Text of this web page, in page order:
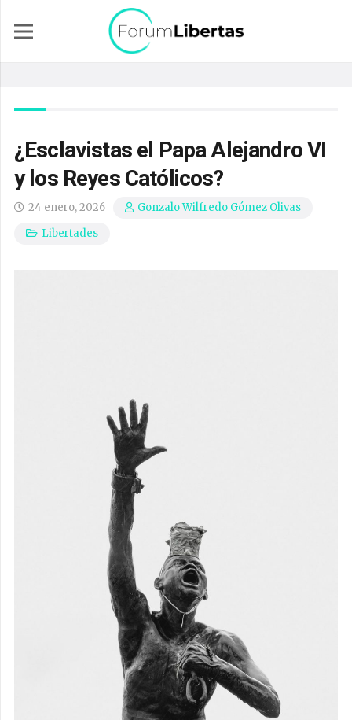
¿Esclavistas el Papa Alejandro VI
y los Reyes Católicos?
24 enero, 2026
Gonzalo Wilfredo Gómez Olivas
Libertades